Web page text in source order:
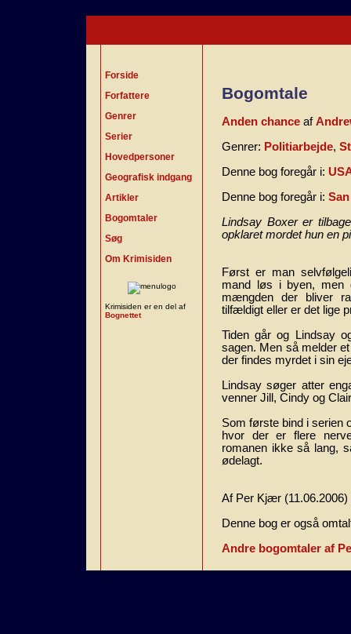
Forside
Forfattere
Genrer
Serier
Hovedpersoner
Geografisk indgang
Artikler
Bogomtaler
Søg
Om Krimisiden
Krimisiden er en del af
Bognettet
Bogomtale
Anden chance af
Genrer: Politiarbejde,
Denne bog foregår i:
Denne bog foregår i:
Lindsay Boxer er
opklaret mordet hun en
Først er man
mand løs i byen, men
mængden der bliver
tilfældigt eller er det lige
Tiden går og Lindsay
sagen. Men så melder
der findes myrdet i sin
Lindsay søger atter
venner Jill, Cindy og
Som første bind i serien
hvor der er flere
romanen ikke så lang,
ødelagt.
Af Per Kjær (11.06.2006)
Denne bog er også
Andre bogomtaler af